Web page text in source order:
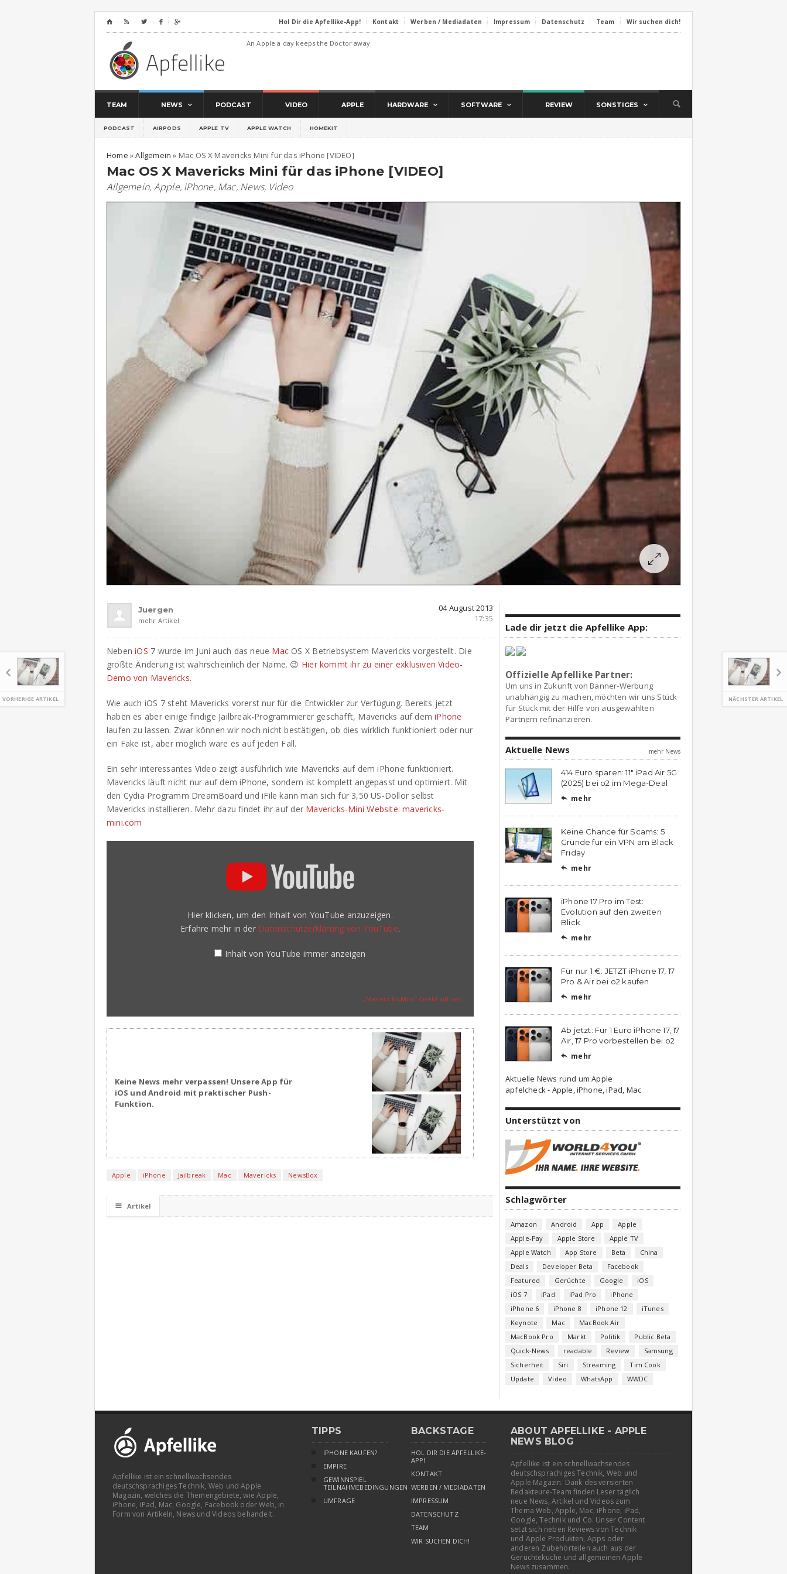
VORHERIGE ARTIKEL NÄCHSTER ARTIKEL
⌂     Hol Dir die Apfellike-App! Kontakt Werben / Mediadaten Impressum Datenschutz Team Wir suchen dich!
An Apple a day keeps the Doctor away
TEAM NEWS PODCAST VIDEO APPLE HARDWARE SOFTWARE REVIEW SONSTIGES
PODCAST AIRPODS APPLE TV APPLE WATCH HOMEKIT
Home »Allgemein » Mac OS X Mavericks Mini für das iPhone [VIDEO]
Mac OS X Mavericks Mini für das iPhone [VIDEO]
Allgemein, Apple, iPhone, Mac, News, Video
Juergen
mehr Artikel
04 August 2013
17:35
NebeniOS 7 wurde im Juni auch das neue Mac OS X Betriebsystem Mavericks vorgestellt. Die
größte Änderung ist wahrscheinlich der Name. 😉 Hier kommt ihr zu einer exklusiven Video-
Demo von Mavericks.
Wie auch iOS 7 steht Mavericks vorerst nur für die Entwickler zur Verfügung. Bereits jetzt
haben es aber einige findige Jailbreak-Programmierer geschafft, Mavericks auf demiPhone
laufen zu lassen. Zwar können wir noch nicht bestätigen, ob dies wirklich funktioniert oder nur
ein Fake ist, aber möglich wäre es auf jeden Fall.
Ein sehr interessantes Video zeigt ausführlich wie Mavericks auf dem iPhone funktioniert.
Mavericks läuft nicht nur auf dem iPhone, sondern ist komplett angepasst und optimiert. Mit
den Cydia Programm DreamBoard und iFile kann man sich für 3,50 US-Dollor selbst
Mavericks installieren. Mehr dazu findet ihr auf der Mavericks-Mini Website: mavericks-
mini.com
Hier klicken, um den Inhalt von YouTube anzuzeigen.
Erfahre mehr in der Datenschutzerklärung von YouTube.
Inhalt von YouTube immer anzeigen
„Mavericks Mini“ direkt öffnen
Keine News mehr verpassen! Unsere App für
iOS und Android mit praktischer Push-
Funktion.
Apple iPhone Jailbreak Mac Mavericks NewsBox
☰ Artikel
Lade dir jetzt die Apfellike App:
Offizielle Apfellike Partner:
Um uns in Zukunft von Banner-Werbung
unabhängig zu machen, möchten wir uns Stück
für Stück mit der Hilfe von ausgewählten
Partnern refinanzieren.
Aktuelle News mehr News
414 Euro sparen: 11″ iPad Air 5G
(2025) bei o2 im Mega-Deal
 mehr
Keine Chance für Scams: 5
Gründe für ein VPN am Black
Friday
 mehr
iPhone 17 Pro im Test:
Evolution auf den zweiten
Blick
 mehr
Für nur 1 €: JETZT iPhone 17, 17
Pro & Air bei o2 kaufen
 mehr
Ab jetzt: Für 1 Euro iPhone 17, 17
Air, 17 Pro vorbestellen bei o2
 mehr
Aktuelle News rund um Apple
apfelcheck - Apple, iPhone, iPad, Mac
Unterstützt von
Schlagwörter
Amazon Android App
Apple
Apple-Pay
Apple Store
Apple TV
Apple Watch
App Store Beta
China
Deals
Developer Beta
Facebook
Featured
Gerüchte Google
iOS
iOS 7
iPad iPad Pro
iPhone
iPhone 6
iPhone 8 iPhone 12
iTunes
Keynote
Mac
MacBook Air
MacBook Pro
Markt Politik
Public Beta
Quick-News
readable Review
Samsung
Sicherheit
Siri Streaming
Tim Cook
Update
Video WhatsApp WWDC
Apfellike ist ein schnellwachsendes
deutschsprachiges Technik, Web und Apple
Magazin, welches die Themengebiete, wie Apple,
iPhone, iPad, Mac, Google, Facebook oder Web, in
Form von Artikeln, News und Videos behandelt.
TIPPS
IPHONE KAUFEN?
EMPIRE
GEWINNSPIEL
TEILNAHMEBEDINGUNGEN
UMFRAGE
BACKSTAGE
HOL DIR DIE APFELLIKE-
APP!
KONTAKT
WERBEN / MEDIADATEN
IMPRESSUM
DATENSCHUTZ
TEAM
WIR SUCHEN DICH!
ABOUT APFELLIKE - APPLE
NEWS BLOG
Apfellike ist ein schnellwachsendes
deutschsprachiges Technik, Web und
Apple Magazin. Dank des versierten
Redakteure-Team finden Leser täglich
neue News, Artikel und Videos zum
Thema Web, Apple, Mac, iPhone, iPad,
Google, Technik und Co. Unser Content
setzt sich neben Reviews von Technik
und Apple Produkten, Apps oder
anderen Zubehörteilen auch aus der
Gerüchteküche und allgemeinen Apple
News zusammen.